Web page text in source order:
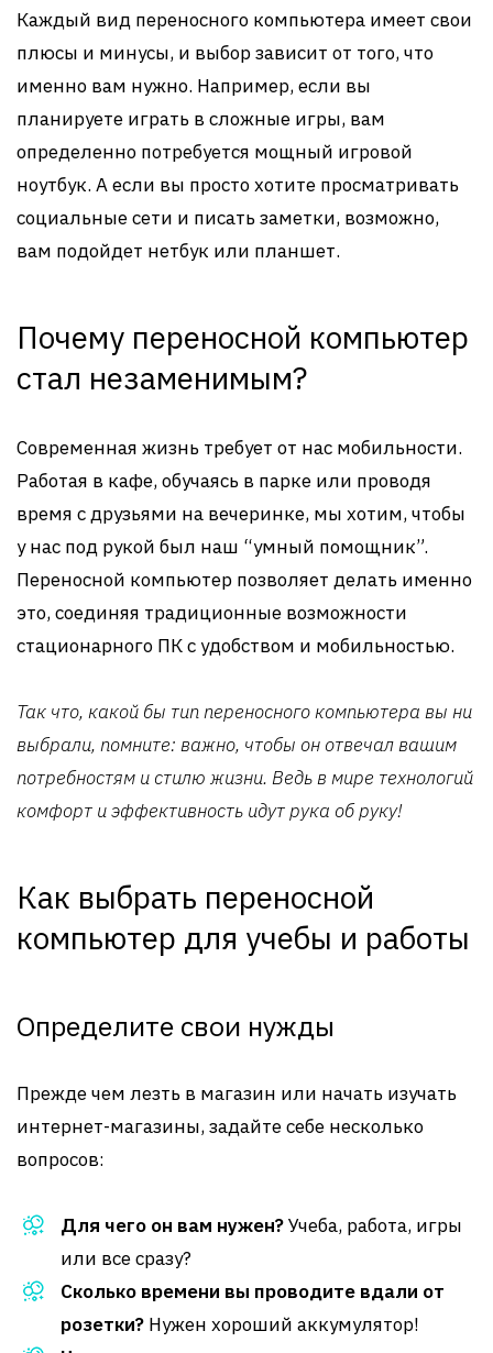
Каждый вид переносного компьютера имеет свои
плюсы и минусы, и выбор зависит от того, что
именно вам нужно. Например, если вы
планируете играть в сложные игры, вам
определенно потребуется мощный игровой
ноутбук. А если вы просто хотите просматривать
социальные сети и писать заметки, возможно,
вам подойдет нетбук или планшет.
Почему переносной компьютер
стал незаменимым?
Современная жизнь требует от нас мобильности.
Работая в кафе, обучаясь в парке или проводя
время с друзьями на вечеринке, мы хотим, чтобы
у нас под рукой был наш “умный помощник”.
Переносной компьютер позволяет делать именно
это, соединяя традиционные возможности
стационарного ПК с удобством и мобильностью.
Так что, какой бы тип переносного компьютера вы ни
выбрали, помните: важно, чтобы он отвечал вашим
потребностям и стилю жизни. Ведь в мире технологий
комфорт и эффективность идут рука об руку!
Как выбрать переносной
компьютер для учебы и работы
Определите свои нужды
Прежде чем лезть в магазин или начать изучать
интернет-магазины, задайте себе несколько
вопросов:
Для чего он вам нужен?Учеба, работа, игры
или все сразу?
Сколько времени вы проводите вдали от
розетки? Нужен хороший аккумулятор!